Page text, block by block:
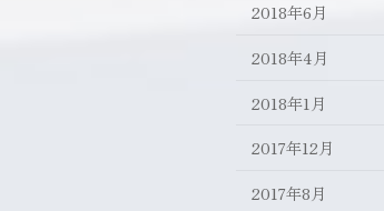
2018年6月
2018年4月
2018年1月
2017年12月
2017年8月